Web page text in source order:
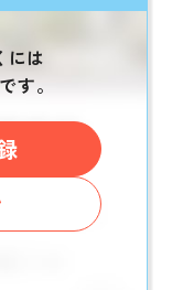
には
す。